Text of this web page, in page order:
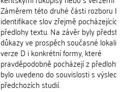
Záměrem této druhé části rozboru
identifikace slov zřejmě pocházejících
předlohy textu. Na závěr byly
důkazy ve prospěch současné
verze D i konkrétní formy, které
pravděpodobně pocházejí z předlohy
bylo uvedeno do souvislosti s výsledky
předchozích studií.